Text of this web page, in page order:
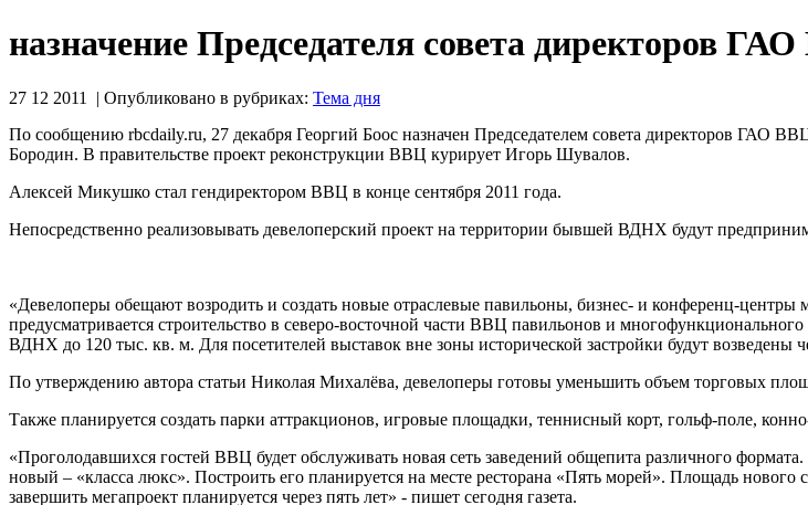
назначение Председателя совета директоров
27 12 2011 | Опубликовано в рубриках: Тема дня
По сообщению rbcdaily.ru, 27 декабря Георгий Боос назначен Председателем совета директоров ГАО
Бородин. В правительстве проект реконструкции ВВЦ курирует Игорь Шувалов.
Алексей Микушко стал гендиректором ВВЦ в конце сентября 2011 года.
Непосредственно реализовывать девелоперский проект на территории бывшей ВДНХ будут
«Девелоперы обещают возродить и создать новые отраслевые павильоны, бизнес- и конференц-центры
предусматривается строительство в северо-восточной части ВВЦ павильонов и
ВДНХ до 120 тыс. кв. м. Для посетителей выставок вне зоны исторической застройки будут
По утверждению автора статьи Николая Михалёва, девелоперы готовы уменьшить объем торговых
Также планируется создать парки аттракционов, игровые площадки, теннисный корт, гольф-поле,
«Проголодавшихся гостей ВВЦ будет обслуживать новая сеть заведений общепита различного
новый – «класса люкс». Построить его планируется на месте ресторана «Пять морей». Площадь
завершить мегапроект планируется через пять лет» - пишет сегодня газета.